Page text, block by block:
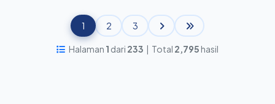
1 2 3
Halaman 1 dari 233 | Total 2,795 hasil